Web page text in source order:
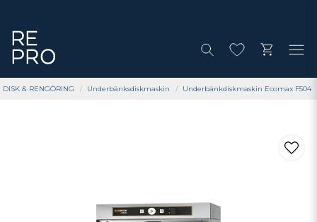
DISK & RENGÖRING Underbänksdiskmaskin Underbänkdiskmaskin Ecomax F504